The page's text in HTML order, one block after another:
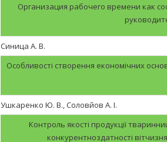
Организация рабочего времени как
Синица А. В.
Особливості створення економічних
Ушкаренко Ю. В., Соловйов А. І.
Контроль якості продукції
конкурентноздатності